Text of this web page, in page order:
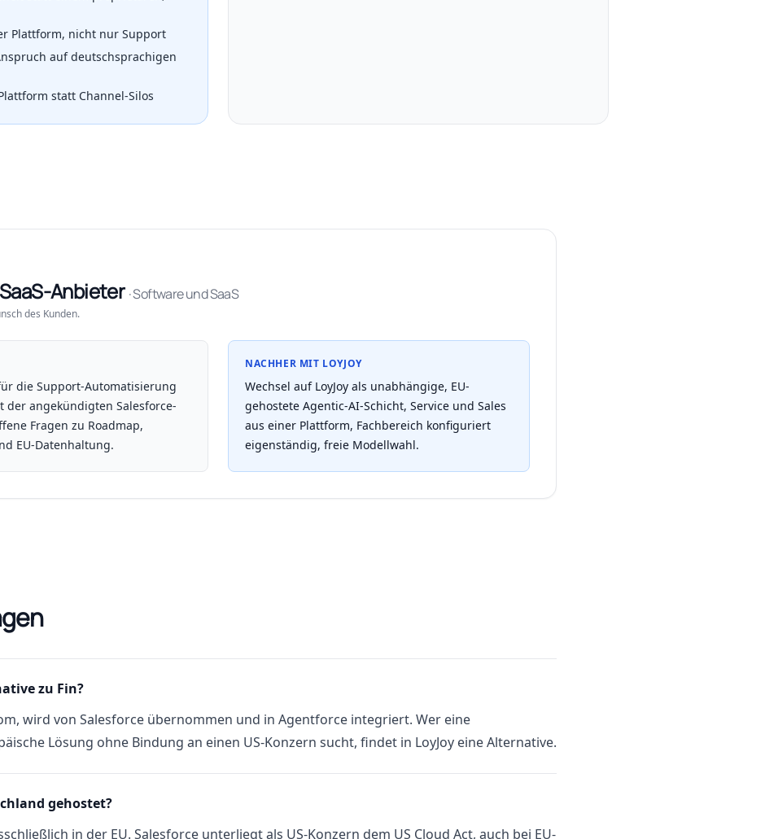
Plattform, nicht nur Support
auf deutschsprachigen
statt Channel-Silos
Anbieter · Software und SaaS
des Kunden.
die Support-Automatisierung
der angekündigten Salesforce-
Fragen zu Roadmap,
EU-Datenhaltung.
NACHHER MIT LOYJOY
Wechsel auf LoyJoy als unabhängige, EU-
gehostete Agentic-AI-Schicht, Service und Sales
aus einer Plattform, Fachbereich konfiguriert
eigenständig, freie Modellwahl.
zu Fin?
wird von Salesforce übernommen und in Agentforce integriert. Wer eine
Lösung ohne Bindung an einen US-Konzern sucht, findet in LoyJoy eine Alternative.
gehostet?
in der EU. Salesforce unterliegt als US-Konzern dem US Cloud Act, auch bei EU-